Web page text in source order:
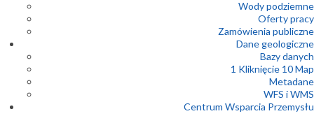
Wody podziemne
Oferty pracy
Zamówienia publiczne
Dane geologiczne
Bazy danych
1 Kliknięcie 10 Map
Metadane
WFS i WMS
Centrum Wsparcia Przemysłu